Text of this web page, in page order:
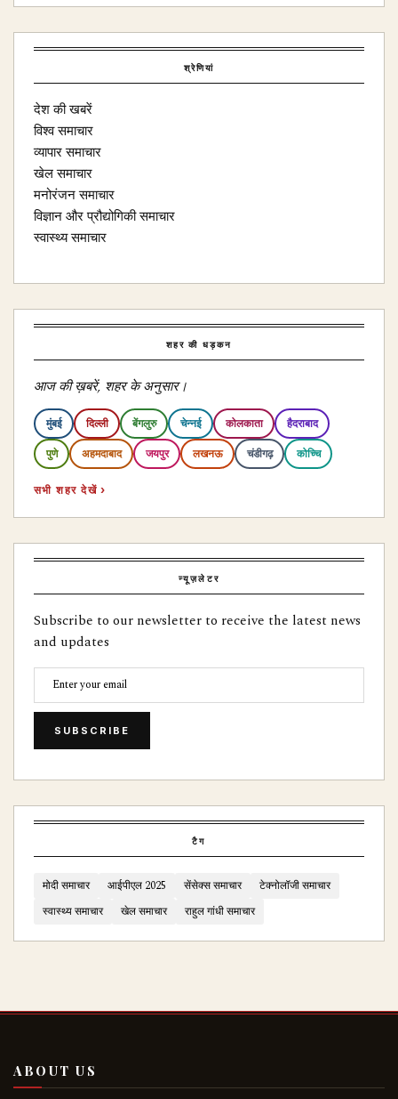
श्रेणियां
देश की खबरें
विश्व समाचार
व्यापार समाचार
खेल समाचार
मनोरंजन समाचार
विज्ञान और प्रौद्योगिकी समाचार
स्वास्थ्य समाचार
शहर की धड़कन
आज की ख़बरें, शहर के अनुसार।
मुंबई दिल्ली बेंगलुरु चेन्नई कोलकाता हैदराबाद
पुणे अहमदाबाद जयपुर लखनऊ चंडीगढ़ कोच्चि
सभी शहर देखें ›
न्यूज़लेटर
Subscribe to our newsletter to receive the latest news
and updates
SUBSCRIBE
टैग
मोदी समाचार आईपीएल 2025 सेंसेक्स समाचार
टेक्नोलॉजी समाचार
स्वास्थ्य समाचार
खेल समाचार राहुल गांधी समाचार
ABOUT US